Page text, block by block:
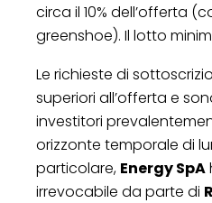
circa il 10% dell’offerta
greenshoe). Il lotto
Le richieste di
superiori all’offerta e
investitori
orizzonte temporale di
particolare, Energy SpA
irrevocabile da parte di